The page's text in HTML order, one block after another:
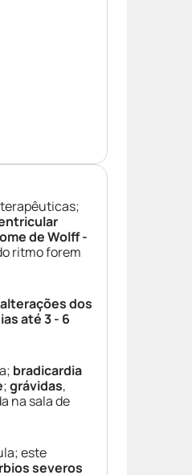
de Wolff -
ritmo forem
dos
até 3 - 6
bradicardia
;grávidas,
na sala de
este
severos